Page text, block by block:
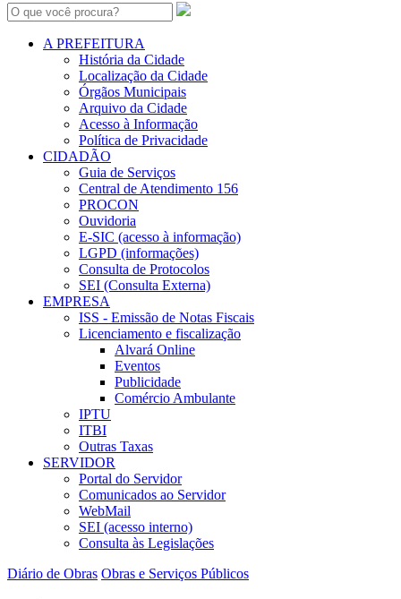
Search:
A PREFEITURA
História da Cidade
Localização da Cidade
Órgãos Municipais
Arquivo da Cidade
Acesso à Informação
Política de Privacidade
CIDADÃO
Guia de Serviços
Central de Atendimento 156
PROCON
Ouvidoria
E-SIC (acesso à informação)
LGPD (informações)
Consulta de Protocolos
SEI (Consulta Externa)
EMPRESA
ISS - Emissão de Notas Fiscais
Licenciamento e fiscalização
Alvará Online
Eventos
Publicidade
Comércio Ambulante
IPTU
ITBI
Outras Taxas
SERVIDOR
Portal do Servidor
Comunicados ao Servidor
WebMail
SEI (acesso interno)
Consulta às Legislações
Diário de Obras Obras e Serviços Públicos